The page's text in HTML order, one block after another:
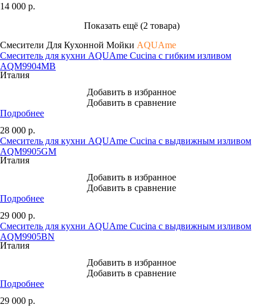
14 000 р.
Показать ещё (2 товара)
Смесители Для Кухонной Мойки AQUAme
Смеситель для кухни AQUAme Cucina с гибким изливом
AQM9904MB
Италия
Добавить в избранное
Добавить в сравнение
Подробнее
28 000 р.
Смеситель для кухни AQUAme Cucina с выдвижным изливом
AQM9905GM
Италия
Добавить в избранное
Добавить в сравнение
Подробнее
29 000 р.
Смеситель для кухни AQUAme Cucina с выдвижным изливом
AQM9905BN
Италия
Добавить в избранное
Добавить в сравнение
Подробнее
29 000 р.